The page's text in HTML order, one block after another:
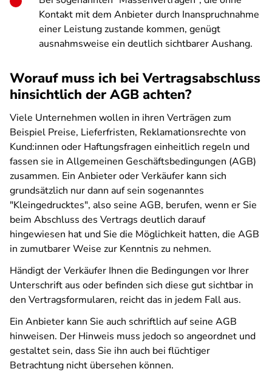
Kontakt mit dem Anbieter durch Inanspruchnahme
einer Leistung zustande kommen, genügt
ausnahmsweise ein deutlich sichtbarer Aushang.
Worauf muss ich bei Vertragsabschluss
hinsichtlich der AGB achten?
Viele Unternehmen wollen in ihren Verträgen zum
Beispiel Preise, Lieferfristen, Reklamationsrechte von
Kund:innen oder Haftungsfragen einheitlich regeln und
fassen sie in Allgemeinen Geschäftsbedingungen (AGB)
zusammen. Ein Anbieter oder Verkäufer kann sich
grundsätzlich nur dann auf sein sogenanntes
"Kleingedrucktes", also seine AGB, berufen, wenn er Sie
beim Abschluss des Vertrags deutlich darauf
hingewiesen hat und Sie die Möglichkeit hatten, die AGB
in zumutbarer Weise zur Kenntnis zu nehmen.
Händigt der Verkäufer Ihnen die Bedingungen vor Ihrer
Unterschrift aus oder befinden sich diese gut sichtbar in
den Vertragsformularen, reicht das in jedem Fall aus.
Ein Anbieter kann Sie auch schriftlich auf seine AGB
hinweisen. Der Hinweis muss jedoch so angeordnet und
gestaltet sein, dass Sie ihn auch bei flüchtiger
Betrachtung nicht übersehen können.